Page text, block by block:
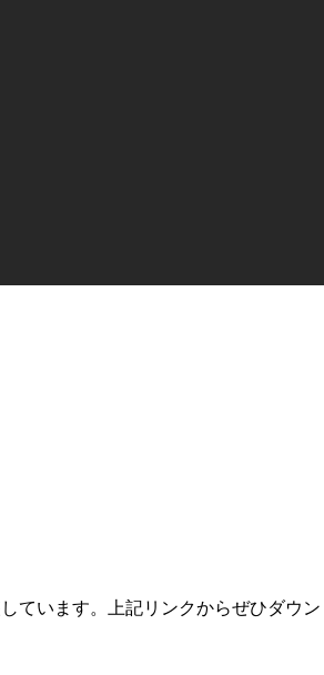
ています。上記リンクからぜひダウン